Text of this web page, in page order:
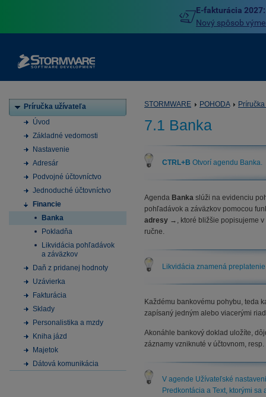
E-fakturácia 2027:
Nový spôsob
Príručka užívateľa
Úvod
Základné vedomosti
Nastavenie
Adresár
Podvojné účtovníctvo
Jednoduché účtovníctvo
Financie
Banka
Pokladňa
Likvidácia pohľadávok
a záväzkov
Daň z pridanej hodnoty
Uzávierka
Fakturácia
Sklady
Personalistika a mzdy
Kniha jázd
Majetok
Dátová komunikácia
STORMWARE POHODA
7.1 Banka
CTRL+B Otvorí agendu Banka.
Agenda Banka slúži na evidenciu
pohľadávok a záväzkov pomocou
adresy →, ktoré bližšie popisujeme
ručne.
Likvidácia znamená
Každému bankovému pohybu, teda
zapísaný jedným alebo viacerými
Akonáhle bankový doklad uložíte,
záznamy vzniknuté v účtovnom,
V agende Užívateľské
Predkontácia a Text, ktorými